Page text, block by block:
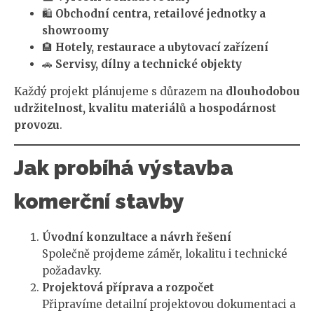
🛍️ Obchodní centra, retailové jednotky a
showroomy
🏨 Hotely, restaurace a ubytovací zařízení
🚗 Servisy, dílny a technické objekty
Každý projekt plánujeme s důrazem na dlouhodobou
udržitelnost, kvalitu materiálů a hospodárnost
provozu.
Jak probíhá výstavba
komerční stavby
Úvodní konzultace a návrh řešení
Společně projdeme záměr, lokalitu i technické
požadavky.
Projektová příprava a rozpočet
Připravíme detailní projektovou dokumentaci a